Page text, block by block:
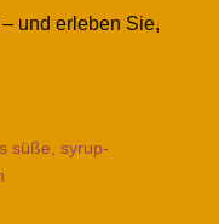
und erleben Sie,